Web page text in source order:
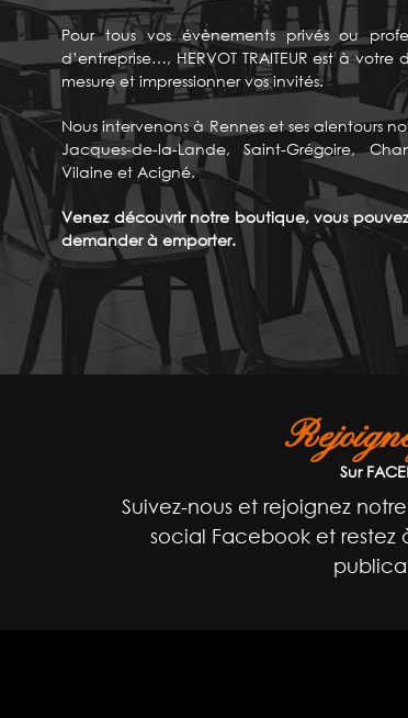
Pour tous vos évènements privés ou
d’entreprise…, HERVOT TRAITEUR est à
mesure et impressionner vos invités.
Nous intervenons à Rennes et ses alentours
Jacques-de-la-Lande, Saint-Grégoire,
Vilaine et Acigné.
Venez découvrir notre boutique, vous
demander à emporter.
Sur
Suivez-nous et rejoignez
social Facebook et restez